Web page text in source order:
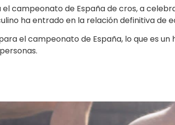
campeonato de España de cros, a
ha entrado en la relación definitiva de
el campeonato de España, lo que es